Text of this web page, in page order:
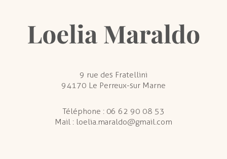
9 rue des Fratellini
94170 Le Perreux-sur Marne
Téléphone : 06 62 90 08 53
Mail : loelia.maraldo@gmail.com